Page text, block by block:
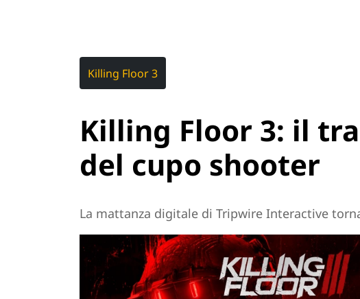
Killing Floor 3
Killing Floor 3: il
del cupo shooter
La mattanza digitale di Tripwire Interactive